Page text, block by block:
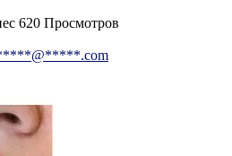
620 Просмотров